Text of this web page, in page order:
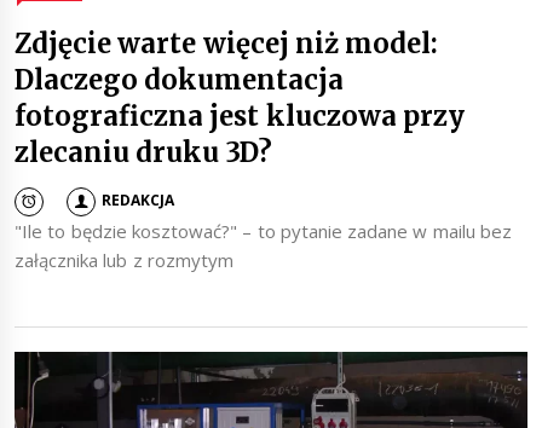
Zdjęcie warte więcej niż model:
Dlaczego dokumentacja
fotograficzna jest kluczowa przy
zlecaniu druku 3D?
REDAKCJA
"Ile to będzie kosztować?" – to pytanie zadane w mailu bez
załącznika lub z rozmytym